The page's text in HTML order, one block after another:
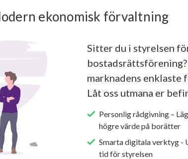
ekonomisk förvaltning
Sitter du i styrelsen
bostadsrättsförening?
marknadens enklaste
Låt oss utmana er
Personlig rådgivning –
högre värde på borätter
Smarta digitala verktyg -
tid för styrelsen